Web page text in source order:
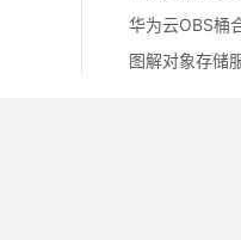
华为云OBS桶
图解对象存储